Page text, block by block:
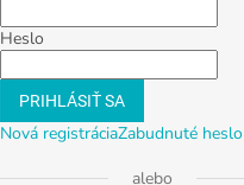
Heslo
PRIHLÁSIŤ SA
Nová registráciaZabudnuté heslo
alebo